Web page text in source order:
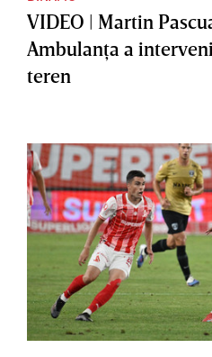
VIDEO | Martin
Ambulanţa a
teren